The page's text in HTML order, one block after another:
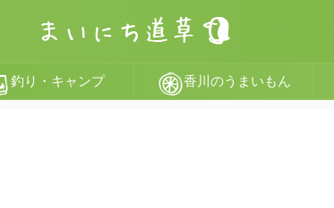
釣り・キャンプ 香川のうまいもん